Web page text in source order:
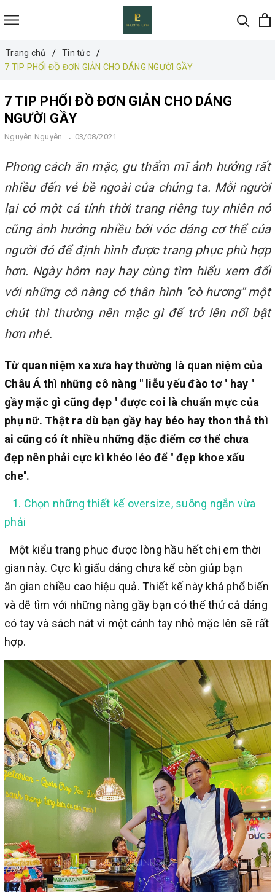
Trang chủ
Tin tức
7 TIP PHỐI ĐỒ ĐƠN GIẢN CHO DÁNG NGƯỜI GẦY
7 TIP PHỐI ĐỒ ĐƠN GIẢN CHO DÁNG
NGƯỜI GẦY
Nguyên Nguyên 03/08/2021
Phong cách ăn mặc, gu thẩm mĩ ảnh hưởng rất
nhiều đến vẻ bề ngoài của chúng ta. Mỗi người
lại có một cá tính thời trang riêng tuy nhiên nó
cũng ảnh hưởng nhiều bởi vóc dáng cơ thể của
người đó để định hình được trang phục phù hợp
hơn. Ngày hôm nay hay cùng tìm hiểu xem đối
với những cô nàng có thân hình ''cò hương'' một
chút thì thường nên mặc gì để trở lên nổi bật
hơn nhé.
Từ quan niệm xa xưa hay thường là quan niệm của
Châu Á thì những cô nàng '' liễu yếu đào tơ '' hay ''
gầy mặc gì cũng đẹp '' được coi là chuẩn mực của
phụ nữ. Thật ra dù bạn gầy hay béo hay thon thả thì
ai cũng có ít nhiều những đặc điểm cơ thể chưa
đẹp nên phải cực kì khéo léo để '' đẹp khoe xấu
che''.
1. Chọn những thiết kế oversize, suông ngắn vừa
phải
Một kiểu trang phục được lòng hầu hết chị em thời
gian này. Cực kì giấu dáng chưa kể còn giúp bạn
ăn gian chiều cao hiệu quả. Thiết kế này khá phổ biến
và dễ tìm với những nàng gầy bạn có thể thử cả dáng
có tay và sách nát vì một cánh tay nhỏ mặc lên sẽ rất
hợp.